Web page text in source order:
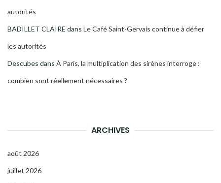
autorités
BADILLET CLAIRE dans Le Café Saint-Gervais continue à défier
les autorités
Descubes dans À Paris, la multiplication des sirènes interroge :
combien sont réellement nécessaires ?
ARCHIVES
août 2026
juillet 2026